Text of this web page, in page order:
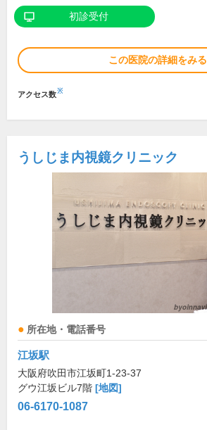
初診受付
この医院の詳細をみる
アクセス数※
うしじま内視鏡クリニック
所在地・電話番号
江坂駅
大阪府吹田市江坂町1-23-37
グウ江坂ビル7階 [地図]
06-6170-1087